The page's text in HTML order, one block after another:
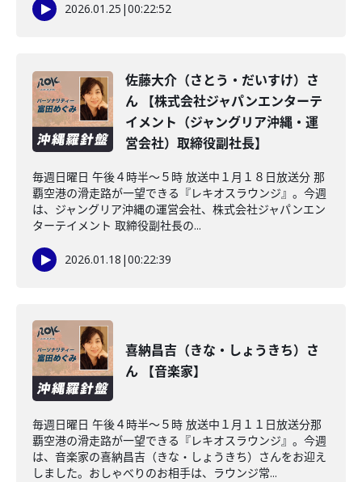
2026.01.25 |00:22:52
佐藤大介（さとう・だいすけ）さ
ん 【株式会社ジャパンエンターテ
イメント（ジャングリア沖縄・運
営会社）取締役副社長】
毎週日曜日 午後４時半～５時 放送中１月１８日放送分 那
覇空港の滑走路が一望できる『レキオスラウンジ』。今週
は、ジャングリア沖縄の運営会社、株式会社ジャパンエン
ターテイメント 取締役副社長の...
2026.01.18 |00:22:39
喜納昌吉（きな・しょうきち）さ
ん 【音楽家】
毎週日曜日 午後４時半～５時 放送中１月１１日放送分那
覇空港の滑走路が一望できる『レキオスラウンジ』。今週
は、音楽家の喜納昌吉（きな・しょうきち）さんをお迎え
しました。おしゃべりのお相手は、ラウンジ常...